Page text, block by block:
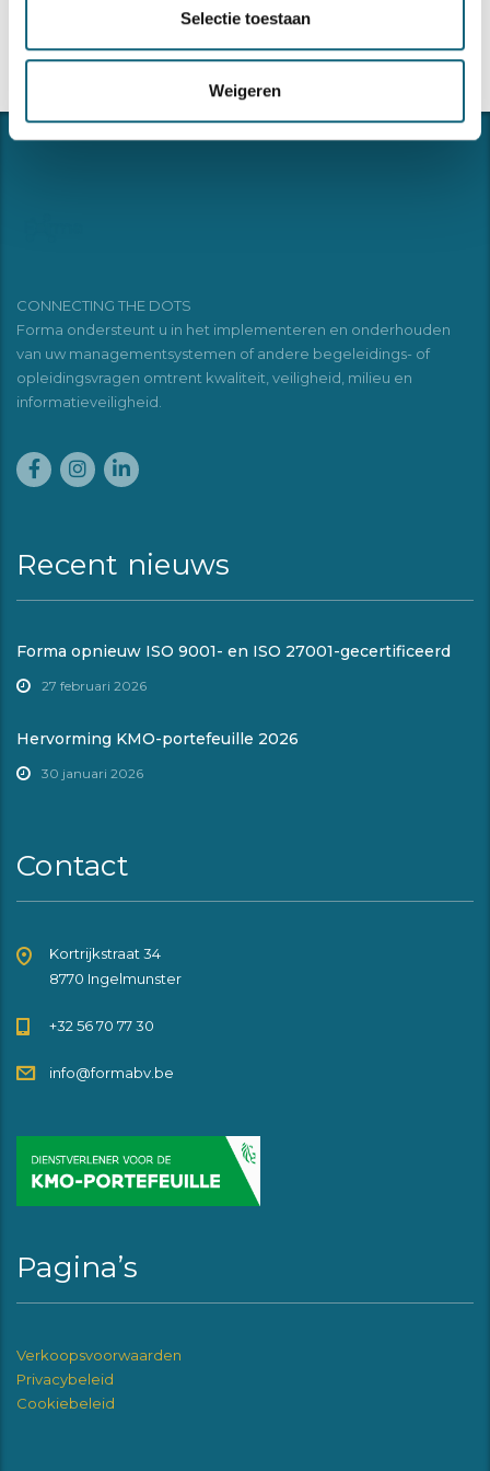
Selectie toestaan
Weigeren
CONNECTING THE DOTS
Forma ondersteunt u in het implementeren en onderhouden
van uw managementsystemen of andere begeleidings- of
opleidingsvragen omtrent kwaliteit, veiligheid, milieu en
informatieveiligheid.
Recent nieuws
Forma opnieuw ISO 9001- en ISO 27001-gecertificeerd
27 februari 2026
Hervorming KMO-portefeuille 2026
30 januari 2026
Contact
Kortrijkstraat 34
8770 Ingelmunster
+32 56 70 77 30
info@formabv.be
Pagina’s
Verkoopsvoorwaarden
Privacybeleid
Cookiebeleid